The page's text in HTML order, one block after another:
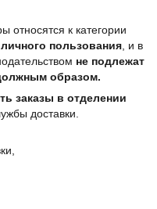
относятся к категории
пользования , и в
не подлежат
образом.
заказы в отделении
доставки.